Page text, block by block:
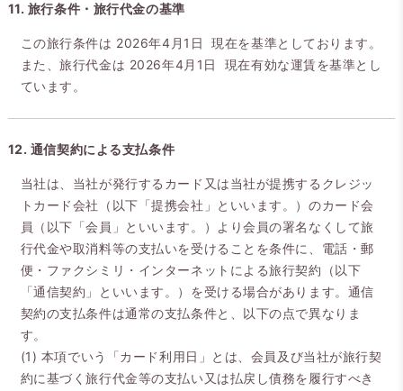
11. 旅行条件・旅行代金の基準
この旅行条件は 2026年4月1日 現在を基準としております。
また、旅行代金は 2026年4月1日 現在有効な運賃を基準とし
ています。
12. 通信契約による支払条件
当社は、当社が発行するカード又は当社が提携するクレジッ
トカード会社（以下「提携会社」といいます。）のカード会
員（以下「会員」といいます。）より会員の署名なくして旅
行代金や取消料等の支払いを受けることを条件に、電話・郵
便・ファクシミリ・インターネットによる旅行契約（以下
「通信契約」といいます。）を受ける場合があります。通信
契約の支払条件は通常の支払条件と、以下の点で異なりま
す。
(1) 本項でいう「カード利用日」とは、会員及び当社が旅行契
約に基づく旅行代金等の支払い又は払戻し債務を履行すべき